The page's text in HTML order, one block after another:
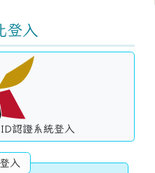
登入
認證系統登入
入